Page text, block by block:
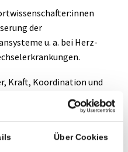
Über Cookies
der
u. a. bei Herz-
Kraft, Koordination und
Training zu steigern.
die optimale
vermitteln sie in